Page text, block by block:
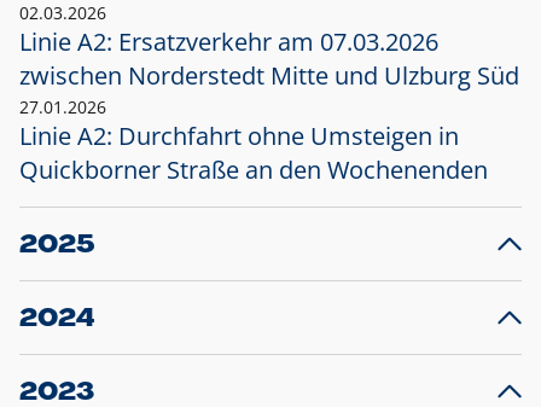
02.03.2026
Linie A2: Ersatzverkehr am 07.03.2026
zwischen Norderstedt Mitte und Ulzburg Süd
27.01.2026
Linie A2: Durchfahrt ohne Umsteigen in
Quickborner Straße an den Wochenenden
2025
23.12.2025
Projekt S5: Start der Bauarbeiten am
2024
10.12.2024
Großprojekt S5: Sperrung der Bahnstraße in
2023